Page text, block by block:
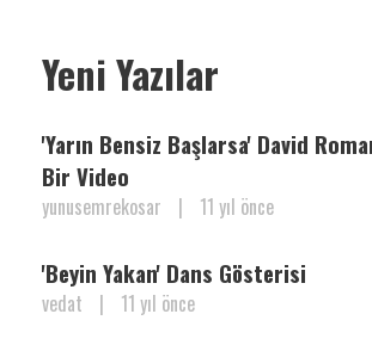
Yeni Yazılar
'Yarın Bensiz Başlarsa' David
Bir Video
yunusemrekosar | 11 yıl önce
'Beyin Yakan' Dans Gösterisi
vedat | 11 yıl önce